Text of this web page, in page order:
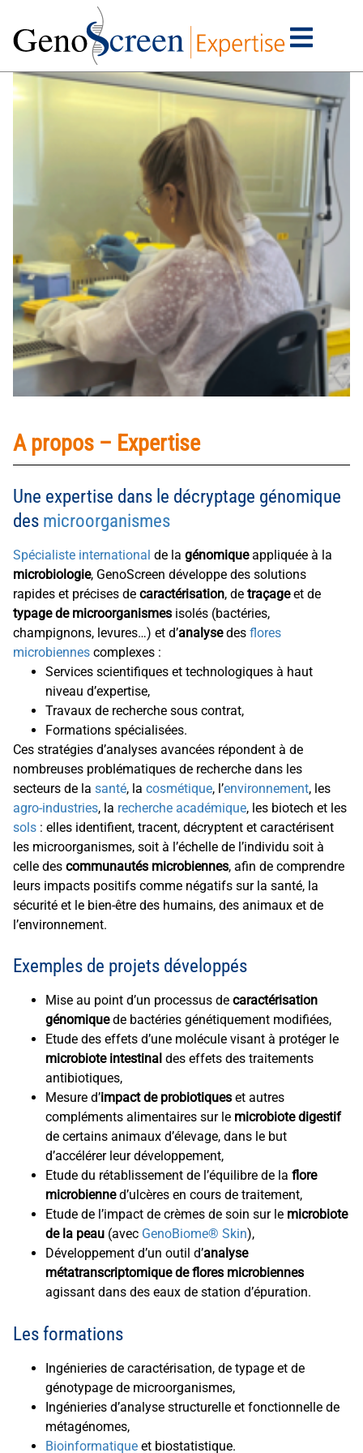
A propos – Expertise
Une expertise dans le décryptage génomique
des microorganismes
Spécialiste international de la génomiqueappliquée à la
microbiologie, GenoScreen développe des solutions
rapides et précises de caractérisation, de traçageet de
typage de microorganismes isolés (bactéries,
champignons, levures…) et d’analysedes flores
microbiennes complexes :
Services scientifiques et technologiques à haut
niveau d’expertise,
Travaux de recherche sous contrat,
Formations spécialisées.
Ces stratégies d’analyses avancées répondent à de
nombreuses problématiques de recherche dans les
secteurs de la santé, la cosmétique, l’environnement, les
agro-industries, la recherche académique, les biotech et les
sols : elles identifient, tracent, décryptent et caractérisent
les microorganismes, soit à l’échelle de l’individu soit à
celle des communautés microbiennes, afin de comprendre
leurs impacts positifs comme négatifs sur la santé, la
sécurité et le bien-être des humains, des animaux et de
l’environnement.
Exemples de projets développés
Mise au point d’un processus de caractérisation
génomiquede bactéries génétiquement modifiées,
Etude des effets d’une molécule visant à protéger le
microbiote intestinal des effets des traitements
antibiotiques,
Mesure d’impact de probiotiques et autres
compléments alimentaires sur le microbiote digestif
de certains animaux d’élevage, dans le but
d’accélérer leur développement,
Etude du rétablissement de l’équilibre de la flore
microbienned’ulcères en cours de traitement,
Etude de l’impact de crèmes de soin sur le microbiote
de la peau (avec GenoBiome® Skin),
Développement d’un outil d’analyse
métatranscriptomique de flores microbiennes
agissant dans des eaux de station d’épuration.
Les formations
Ingénieries de caractérisation, de typage et de
génotypage de microorganismes,
Ingénieries d’analyse structurelle et fonctionnelle de
métagénomes,
Bioinformatique et biostatistique.